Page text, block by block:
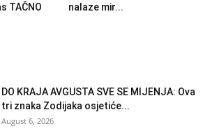
TAČNO
nalaze mir...
DO KRAJA AVGUSTA SVE SE MIJENJA: Ova
tri znaka Zodijaka osjetiće...
August 6, 2026